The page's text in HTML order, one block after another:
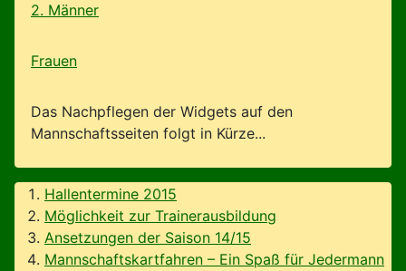
2. Männer
Frauen
Das Nachpflegen der Widgets auf den
Mannschaftsseiten folgt in Kürze...
Hallentermine 2015
Möglichkeit zur Trainerausbildung
Ansetzungen der Saison 14/15
Mannschaftskartfahren – Ein Spaß für Jedermann